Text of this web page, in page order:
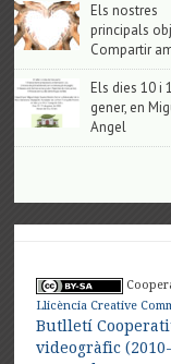
Els nostres
principals
Compartir
Els dies 10 i
gener, en
Angel
Llicència Creative
Butlletí
videogràfic